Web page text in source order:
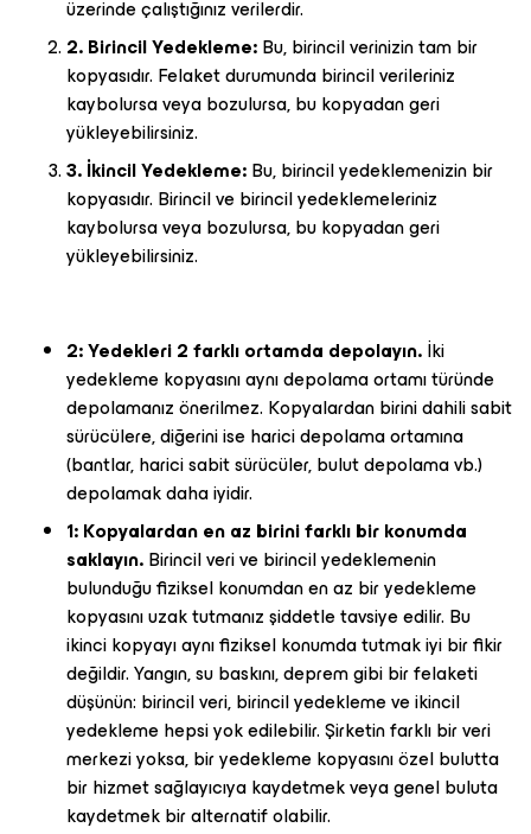
üzerinde çalıştığınız verilerdir.
2. Birincil Yedekleme:Bu, birincil verinizin tam bir
kopyasıdır. Felaket durumunda birincil verileriniz
kaybolursa veya bozulursa, bu kopyadan geri
yükleyebilirsiniz.
3. İkincil Yedekleme:Bu, birincil yedeklemenizin bir
kopyasıdır. Birincil ve birincil yedeklemeleriniz
kaybolursa veya bozulursa, bu kopyadan geri
yükleyebilirsiniz.
2: Yedekleri 2 farklı ortamda depolayın.İki
yedekleme kopyasını aynı depolama ortamı türünde
depolamanız önerilmez. Kopyalardan birini dahili sabit
sürücülere, diğerini ise harici depolama ortamına
(bantlar, harici sabit sürücüler, bulut depolama vb.)
depolamak daha iyidir.
1: Kopyalardan en az birini farklı bir konumda
saklayın.Birincil veri ve birincil yedeklemenin
bulunduğu fiziksel konumdan en az bir yedekleme
kopyasını uzak tutmanız şiddetle tavsiye edilir. Bu
ikinci kopyayı aynı fiziksel konumda tutmak iyi bir fikir
değildir. Yangın, su baskını, deprem gibi bir felaketi
düşünün: birincil veri, birincil yedekleme ve ikincil
yedekleme hepsi yok edilebilir. Şirketin farklı bir veri
merkezi yoksa, bir yedekleme kopyasını özel bulutta
bir hizmet sağlayıcıya kaydetmek veya genel buluta
kaydetmek bir alternatif olabilir.